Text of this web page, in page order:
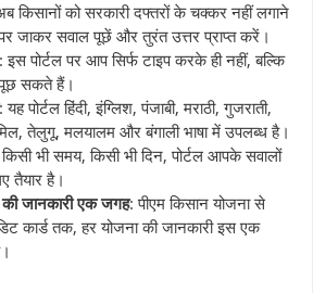
किसानों को सरकारी दफ्तरों के चक्कर नहीं लगाने
जाकर सवाल पूछें और तुरंत उत्तर प्राप्त करें।
: इस पोर्टल पर आप सिर्फ टाइप करके ही नहीं, बल्कि
सकते हैं।
: यह पोर्टल हिंदी, इंग्लिश, पंजाबी, मराठी, गुजराती,
तेलुगू, मलयालम और बंगाली भाषा में उपलब्ध है।
भी समय, किसी भी दिन, पोर्टल आपके सवालों
तैयार है।
जानकारी एक जगह: पीएम किसान योजना से
कार्ड तक, हर योजना की जानकारी इस एक